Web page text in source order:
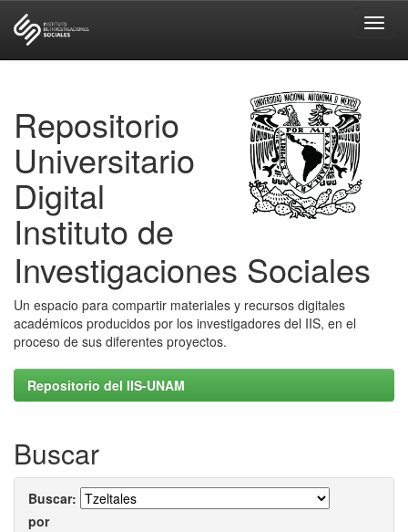
Repositorio
Universitario
Digital
Instituto de
Investigaciones Sociales
Un espacio para compartir materiales y recursos digitales
académicos producidos por los investigadores del IIS, en el
proceso de sus diferentes proyectos.
Repositorio del IIS-UNAM
Buscar
Buscar:
por